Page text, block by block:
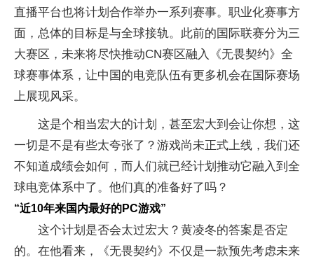
直播平台也将计划合作举办一系列赛事。职业化赛事方
面，总体的目标是与全球接轨。此前的国际联赛分为三
大赛区，未来将尽快推动CN赛区融入《无畏契约》全
球赛事体系，让中国的电竞队伍有更多机会在国际赛场
上展现风采。
这是个相当宏大的计划，甚至宏大到会让你想，这
一切是不是有些太夸张了？游戏尚未正式上线，我们还
不知道成绩会如何，而人们就已经计划推动它融入到全
球电竞体系中了。他们真的准备好了吗？
“近10年来国内最好的PC游戏”
这个计划是否会太过宏大？黄凌冬的答案是否定
的。在他看来，《无畏契约》不仅是一款预先考虑未来